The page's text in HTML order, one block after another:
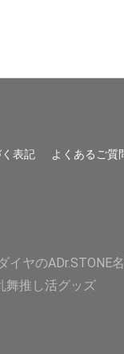
表記 よくあるご質
イヤのADr.STONE
舞推し活グッズ